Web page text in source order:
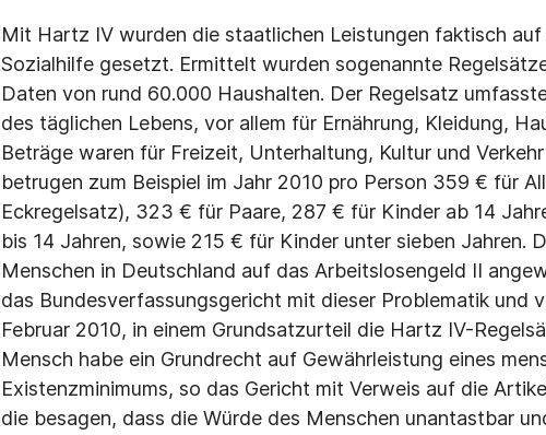
Mit Hartz IV wurden die staatlichen Leistungen faktisch
Sozialhilfe gesetzt. Ermittelt wurden sogenannte
Daten von rund 60.000 Haushalten. Der Regelsatz
des täglichen Lebens, vor allem für Ernährung, Kleidung,
Beträge waren für Freizeit, Unterhaltung, Kultur und
betrugen zum Beispiel im Jahr 2010 pro Person 359 € für
Eckregelsatz), 323 € für Paare, 287 € für Kinder ab 14
bis 14 Jahren, sowie 215 € für Kinder unter sieben Jahren.
Menschen in Deutschland auf das Arbeitslosengeld II
das Bundesverfassungsgericht mit dieser Problematik und
Februar 2010, in einem Grundsatzurteil die Hartz IV-
Mensch habe ein Grundrecht auf Gewährleis­tung eines
Existenzminimums, so das Gericht mit Verweis auf die
die besagen, dass die Würde des Menschen unan­tastbar